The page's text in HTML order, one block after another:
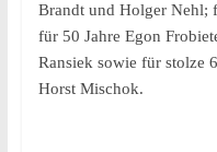
Brandt und Holger Nehl;
für 50 Jahre Egon
Ransiek sowie für stolze
Horst Mischok.